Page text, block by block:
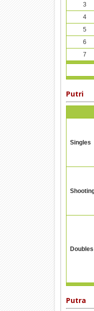
3
4
5
6
7
Putri
Singles
Doubles
Putra